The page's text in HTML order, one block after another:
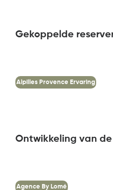
Gekoppelde
Alpilles Provence Ervaring
Ontwikkeling van
Agence By Lomé